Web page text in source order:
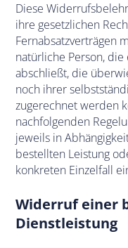
Diese
ihre gesetzlichen
Fernabsatzverträgen
natürliche Person,
abschließt, die
noch ihrer
zugerechnet werden
nachfolgenden
jeweils in
bestellten Leistung
konkreten Einzelfall
Widerruf einer
Dienstleistung